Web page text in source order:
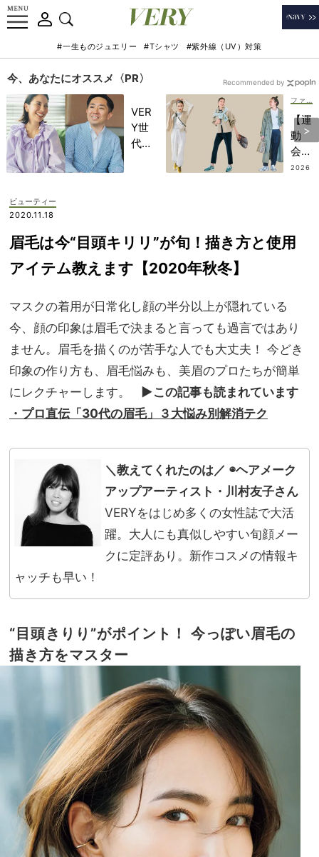
#一生ものジュエリー #Tシャツ #紫外線（UV）対策
今、あなたにオススメ〈PR〉
VER
Y世
代が
んと
考え
る
ぜ
今、
NO
T A
HO
TEL
な
の？
【運
動
会】
実は
スニ
ジュ
すぎ
ない
羽織
りア
2026
Recommended by
ビューティー
2020.11.18
眉毛は今“目頭キリリ”が旬！描き方と使用
アイテム教えます【2020年秋冬】
マスクの着用が日常化し顔の半分以上が隠れている
今、顔の印象は眉毛で決まると言っても過言ではあり
ません。眉毛を描くのが苦手な人でも大丈夫！ 今どき
印象の作り方も、眉毛悩みも、美眉のプロたちが簡単
にレクチャーします。 ▶︎この記事も読まれています
・プロ直伝「30代の眉毛」３大悩み別解消テク
＼教えてくれたのは／ ◉ヘアメーク
アップアーティスト・川村友子さん
VERYをはじめ多くの女性誌で大活
躍。大人にも真似しやすい旬顔メー
クに定評あり。新作コスメの情報キ
ャッチも早い！
“目頭きりり”がポイント！
今っぽい眉毛の
描き方をマスター